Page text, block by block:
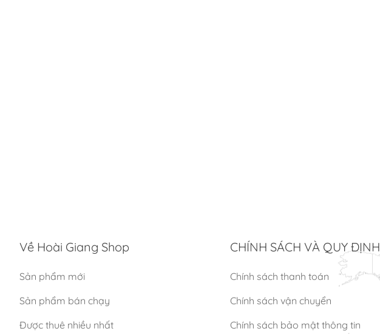
Về Hoài Giang Shop
Sản phẩm mới
Sản phẩm bán chạy
Được thuê nhiều nhất
CHÍNH SÁCH VÀ QUY ĐỊNH
Chính sách thanh toán
Chính sách vận chuyển
Chính sách bảo mật thông tin